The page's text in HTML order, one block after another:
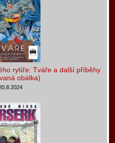
rytíře: Tváře a další příběhy
obálka)